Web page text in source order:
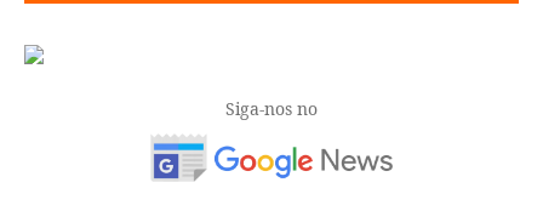
Siga-nos no